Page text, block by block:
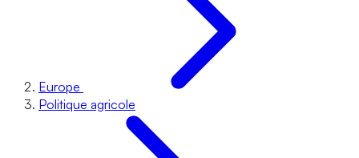
Europe
Politique agricole